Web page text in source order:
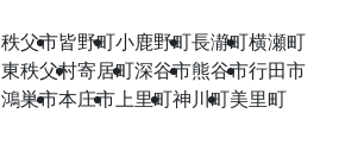
秩父市皆野町小鹿野町長瀞町横瀬町
東秩父村寄居町深谷市熊谷市行田市
鴻巣市本庄市上里町神川町美里町